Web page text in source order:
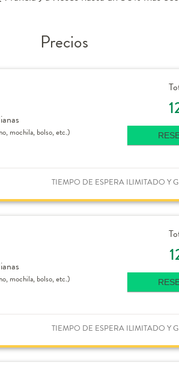
Precios
mochila, bolso, etc.)
TIEMPO DE ESPERA ILIMITADO Y
mochila, bolso, etc.)
TIEMPO DE ESPERA ILIMITADO Y